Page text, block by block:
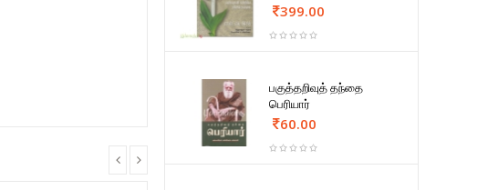
399.00
பகுத்தறிவுத் தந்தை
பெரியார்
60.00